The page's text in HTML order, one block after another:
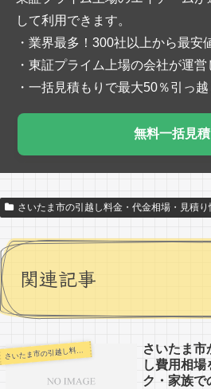
して利用できます。
・業界最多！300社以上から最安
・東証プライム上場の会社が運
・一括見積もりで最大50％引っ
無料一括見積
さいたま市の引越し料金・代金相場・見積り
関連記事
さいたま市の引越し料金・代金相場・見積り情報
さいたま市
し費用相場
ク・家族で